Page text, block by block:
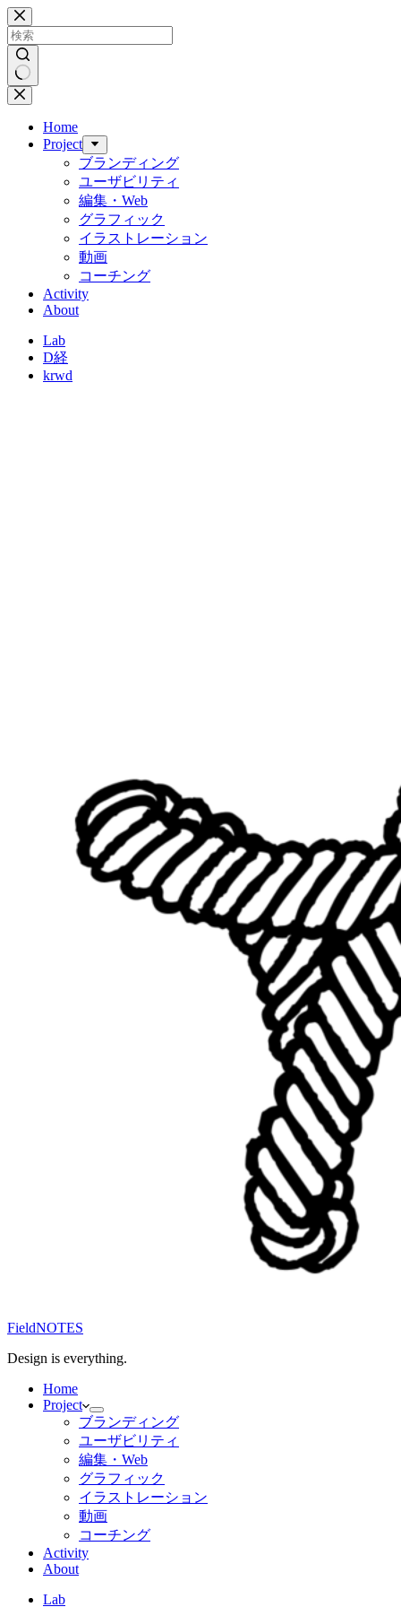
コ
ン
テ
ン
ツ
へ
結
Home
Project
ブランディング
ユーザビリティ
編集・Web
グラフィック
イラストレーション
動画
コーチング
Activity
About
Lab
D経
krwd
FieldNOTES
Design is everything.
Home
Project
ブランディング
ユーザビリティ
編集・Web
グラフィック
イラストレーション
動画
コーチング
Activity
About
Lab